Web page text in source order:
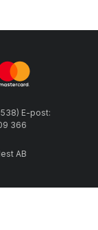
E-post:
366
AB